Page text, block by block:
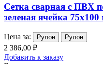
Сетка сварная с ПВХ
зеленая ячейка
Цена за: Рулон Рулон
2 386,00 ₽
Добавить к заказу